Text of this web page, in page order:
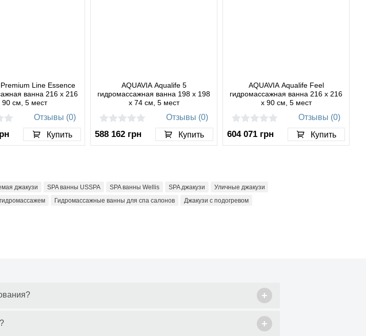
Line Essence
ванна 216 x 216
90 см, 5 мест
Отзывы (0)
Купить
AQUAVIA Aqualife 5
гидромассажная ванна 198 x 198
x 74 см, 5 мест
Отзывы (0)
588 162 грн Купить
AQUAVIA Aqualife Feel
гидромассажная ванна 216 x 216
x 90 см, 5 мест
Отзывы (0)
604 071 грн Купить
джакузи SPA ванны USSPA SPA ванны Wellis SPA джакузи
Уличные джакузи
Гидромассажные ванны для спа салонов
Джакузи с подогревом
+
+